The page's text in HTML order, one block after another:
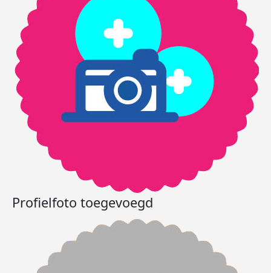
Profielfoto toegevoegd